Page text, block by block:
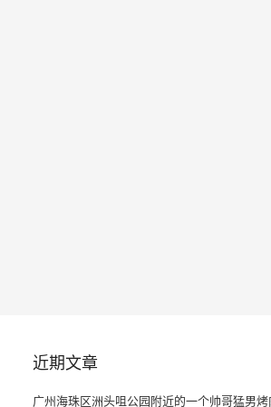
近期文章
广州海珠区洲头咀公园附近的一个帅哥猛男